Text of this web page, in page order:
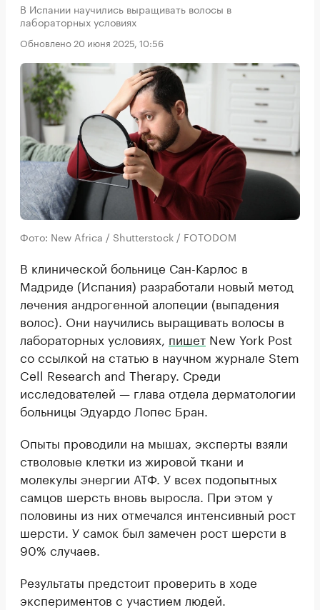
В Испании научились выращивать волосы в
лабораторных условиях
Обновлено 20 июня 2025, 10:56
Фото: New Africa / Shutterstock / FOTODOM
В клинической больнице Сан-Карлос в
Мадриде (Испания) разработали новый метод
лечения андрогенной алопеции (выпадения
волос). Они научились выращивать волосы в
лабораторных условиях, пишет New York Post
со ссылкой на статью в научном журнале Stem
Cell Research and Therapy. Среди
исследователей — глава отдела дерматологии
больницы Эдуардо Лопес Бран.
Опыты проводили на мышах, эксперты взяли
стволовые клетки из жировой ткани и
молекулы энергии АТФ. У всех подопытных
самцов шерсть вновь выросла. При этом у
половины из них отмечался интенсивный рост
шерсти. У самок был замечен рост шерсти в
90% случаев.
Результаты предстоит проверить в ходе
экспериментов с участием людей.